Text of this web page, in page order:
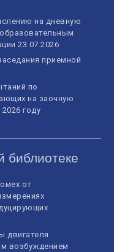
на дневную
23.07.2026
приемной
по
на заочную
году
библиотеке
от
двигателя
возбуждением